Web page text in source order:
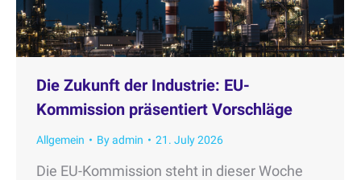
Die Zukunft der Industrie: EU-
Kommission präsentiert Vorschläge
Allgemein Byadmin 21. July 2026
Die EU-Kommission steht in dieser Woche